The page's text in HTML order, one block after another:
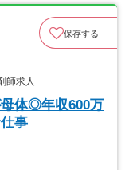
保存する
師求人
母体◎年収600万
事